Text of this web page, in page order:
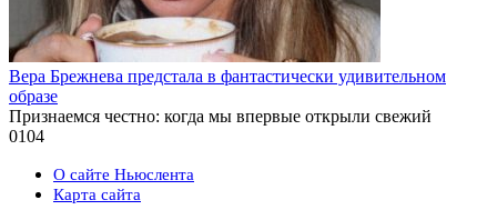
Вера Брежнева предстала в фантастически удивительном
образе
Признаемся честно: когда мы впервые открыли свежий
0104
О сайте Ньюслента
Карта сайта